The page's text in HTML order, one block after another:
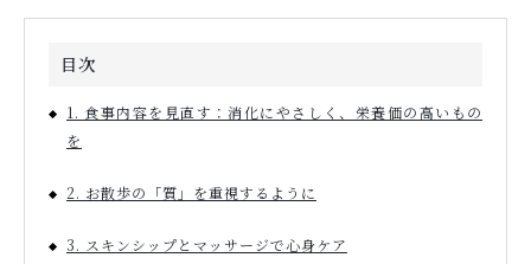
目次
1. 食事内容を見直す：消化にやさしく、栄養価の高いもの
を
2. お散歩の「質」を重視するように
3. スキンシップとマッサージで心身ケア